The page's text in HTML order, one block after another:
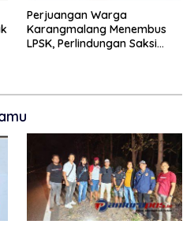
Perjuangan Warga
Karangmalang Menembus
LPSK, Perlindungan Saksi